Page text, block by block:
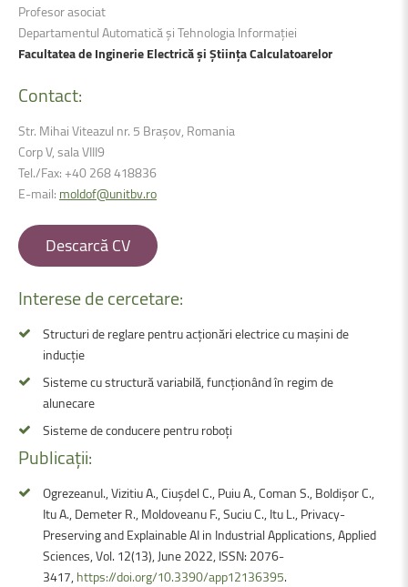
Profesor asociat
Departamentul Automatică și Tehnologia Informației
Facultatea de Inginerie Electrică și Știința Calculatoarelor
Contact:
Str. Mihai Viteazul nr. 5 Brașov, Romania
Corp V, sala VIII9
Tel./Fax: +40 268 418836
E-mail: moldof@unitbv.ro
Descarcă CV
Interesedecercetare:
Structuri de reglare pentru acționări electrice cu mașini de
inducție
Sisteme cu structură variabilă, funcționând în regim de
alunecare
Sisteme de conducere pentru roboți
Publicații:
OgrezeanuI., Vizitiu A., Ciușdel C., Puiu A., Coman S., Boldișor C.,
Itu A., Demeter R., Moldoveanu F., Suciu C., Itu L., Privacy-
Preserving and Explainable AI in Industrial Applications, Applied
Sciences, Vol. 12(13), June 2022, ISSN: 2076-
3417,https://doi.org/10.3390/app12136395.